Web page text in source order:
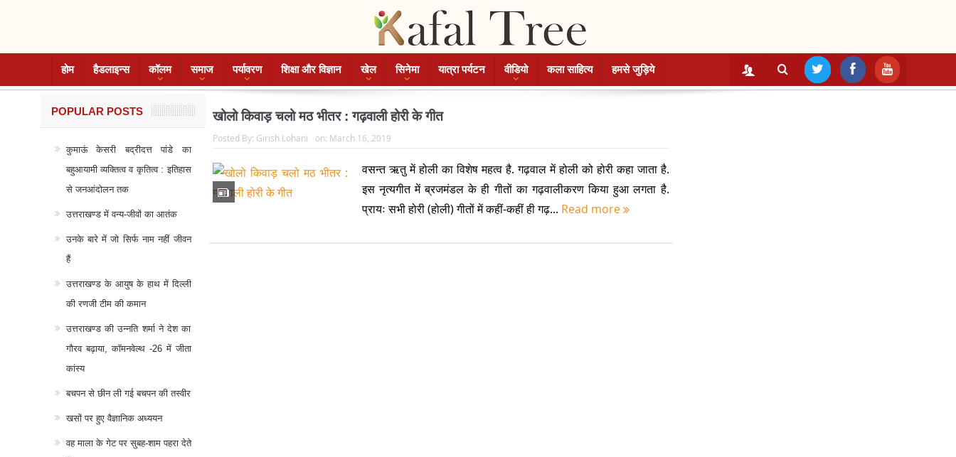
होम हैडलाइन्स कॉलम समाज पर्यावरण शिक्षा और विज्ञान खेल सिनेमा यात्रा पर्यटन वीडियो कला साहित्य हमसे जुड़िये
खोलो किवाड़ चलो मठ भीतर : गढ़वाली होरी के गीत
Posted By: Girish Lohani on: March 16, 2019
वसन्त ऋतु में होली का विशेष महत्व है. गढ़वाल में होली को होरी कहा जाता है.
इस नृत्यगीत में ब्रजमंडल के ही गीतों का गढ़वालीकरण किया हुआ लगता है.
प्रायः सभी होरी (होली) गीतों में कहीं-कहीं ही गढ़... Read more
POPULAR POSTS
कुमाऊं केसरी बद्रीदत्त पांडे का
बहुआयामी व्यक्तित्व व कृतित्व : इतिहास
से जनआंदोलन तक
उत्तराखण्ड में वन्य-जीवों का आतंक
उनके बारे में जो सिर्फ नाम नहीं जीवन
हैं
उत्तराखण्ड के आयुष के हाथ में दिल्ली
की रणजी टीम की कमान
उत्तराखण्ड की उन्नति शर्मा ने देश का
गौरव बढ़ाया, कॉमनवेल्थ -26 में जीता
कांस्य
बचपन से छीन ली गई बचपन की तस्वीर
खसों पर हुए वैज्ञानिक अध्ययन
वह माला के गेट पर सुबह-शाम पहरा देते